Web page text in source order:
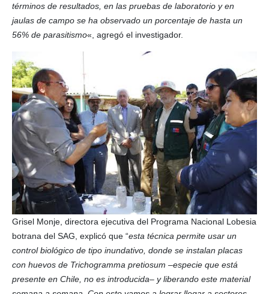
términos de resultados, en las pruebas de laboratorio y en
jaulas de campo se ha observado un porcentaje de hasta un
56% de parasitismo«, agregó el investigador.
Grisel Monje, directora ejecutiva del Programa Nacional Lobesia
botrana del SAG, explicó que “esta técnica permite usar un
control biológico de tipo inundativo, donde se instalan placas
con huevos de Trichogramma pretiosum –especie que está
presente en Chile, no es introducida– y liberando este material